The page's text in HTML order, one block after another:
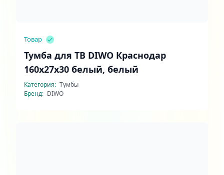
Товар
Тумба для ТВ DIWO Краснодар
160x27x30 белый, белый
Категория: Тумбы
Бренд: DIWO